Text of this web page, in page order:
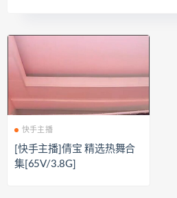
快手主播
[快手主播]倩宝 精选热舞合
集[65V/3.8G]